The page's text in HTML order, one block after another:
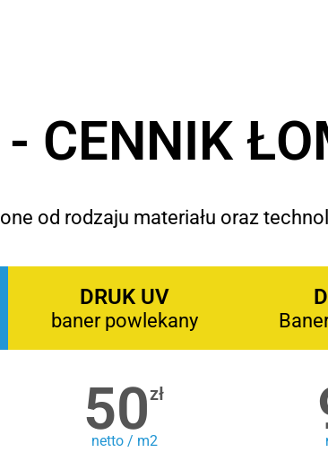
CENNIK
od rodzaju materiału oraz
DRUK UV
baner powlekany
50zł
netto / m2